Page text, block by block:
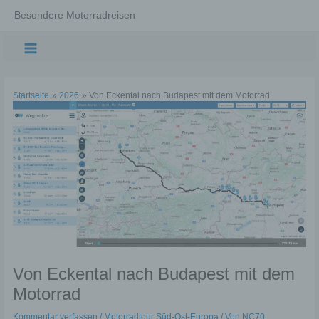
InhaltBesondere Motorradreisen
Main
Startseite 2026 Von Eckental nach Budapest mit dem Motorrad
Von Eckental nach Budapest mit dem
Motorrad
Kommentar verfassen / Motorradtour Süd-Ost-Europa / Von NC70